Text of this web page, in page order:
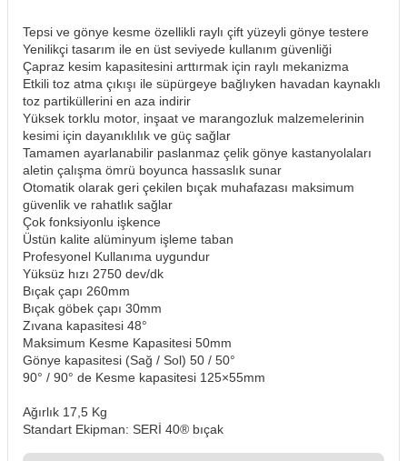
Tepsi ve gönye kesme özellikli raylı çift yüzeyli gönye testere
Yenilikçi tasarım ile en üst seviyede kullanım güvenliği
Çapraz kesim kapasitesini arttırmak için raylı mekanizma
Etkili toz atma çıkışı ile süpürgeye bağlıyken havadan kaynaklı
toz partiküllerini en aza indirir
Yüksek torklu motor, inşaat ve marangozluk malzemelerinin
kesimi için dayanıklılık ve güç sağlar
Tamamen ayarlanabilir paslanmaz çelik gönye kastanyolaları
aletin çalışma ömrü boyunca hassaslık sunar
Otomatik olarak geri çekilen bıçak muhafazası maksimum
güvenlik ve rahatlık sağlar
Çok fonksiyonlu işkence
Üstün kalite alüminyum işleme taban
Profesyonel Kullanıma uygundur
Yüksüz hızı 2750 dev/dk
Bıçak çapı 260mm
Bıçak göbek çapı 30mm
Zıvana kapasitesi 48°
Maksimum Kesme Kapasitesi 50mm
Gönye kapasitesi (Sağ / Sol) 50 / 50°
90° / 90° de Kesme kapasitesi 125×55mm
Ağırlık 17,5 Kg
Standart Ekipman: SERİ 40® bıçak